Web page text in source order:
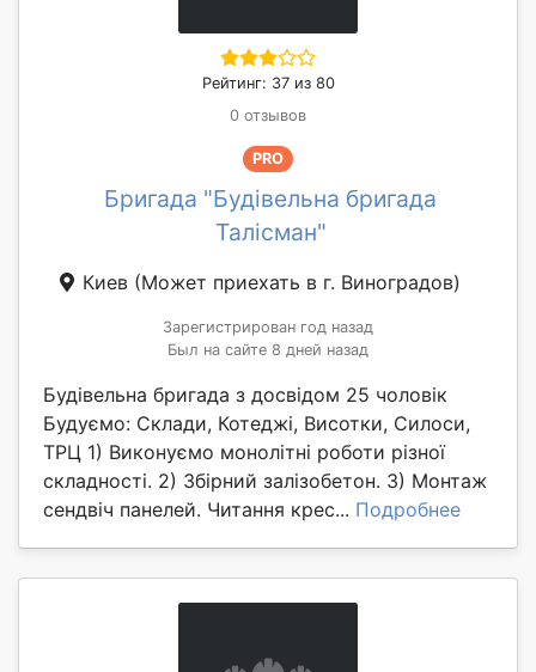
Рейтинг: 37 из 80
0 отзывов
PRO
Бригада "Будівельна бригада
Талісман"
Киев (Может приехать в г. Виноградов)
Зарегистрирован год назад
Был на сайте 8 дней назад
Будівельна бригада з досвідом 25 чоловік
Будуємо: Склади, Котеджі, Висотки, Силоси,
ТРЦ 1) Виконуємо монолітні роботи різної
складності. 2) Збірний залізобетон. 3) Монтаж
сендвіч панелей. Читання крес... Подробнее